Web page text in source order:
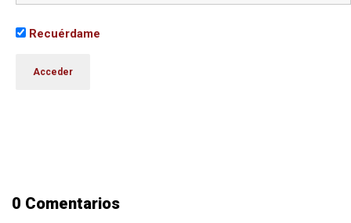
Recuérdame
0 Comentarios